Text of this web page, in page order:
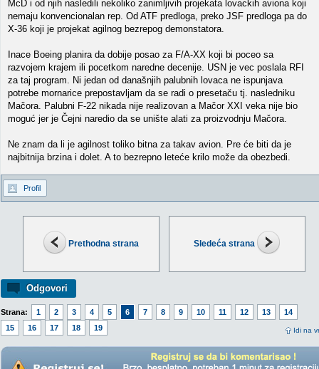
Prethodna strana Sledeća strana
Odgovori
Strana: 1 2 3 4 5 6 7 8 9 10 11 12 13
14
15
16 17 18 19 Idi na
McD i od njih nasledili nekoliko zanimljivih projekata lovackih aviona koji
nemaju konvencionalan rep. Od ATF predloga, preko JSF predloga pa do
X-36 koji je projekat agilnog bezrepog demonstatora.
Inace Boeing planira da dobije posao za F/A-XX koji bi poceo sa
razvojem krajem ili pocetkom naredne decenije. USN je vec poslala RFI
za taj program. Ni jedan od današnjih palubnih lovaca ne ispunjava
potrebe mornarice prepostavljam da se radi o presetaču tj. nasledniku
Mačora. Palubni F-22 nikada nije realizovan a Mačor XXI veka nije bio
moguć jer je Čejni naredio da se unište alati za proizvodnju Mačora.
Ne znam da li je agilnost toliko bitna za takav avion. Pre će biti da je
najbitnija brzina i dolet. A to bezrepno leteće krilo može da obezbedi.
Profil